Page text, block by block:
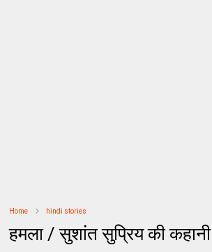
Home hindi stories
हमला / सुशांत सुप्रिय की कहानी